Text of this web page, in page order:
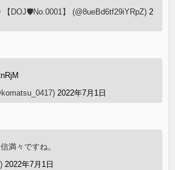
DOJ🛡No.0001】 (@8ueBd6tf29iYRpZ)2
2022年7月1日
満々ですね。
2022年7月1日